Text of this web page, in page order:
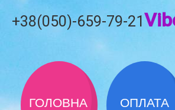
+38(050)-659-79-21
ГОЛОВНА ОПЛАТА